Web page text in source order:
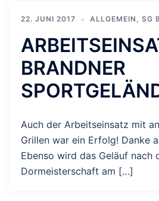
22. JUNI 2017 ALLGEMEIN , SG
BRANDNER
Auch der Arbeitseinsatz mit
Grillen war ein Erfolg! Danke
Ebenso wird das Geläuf nach
Dormeisterschaft am […]